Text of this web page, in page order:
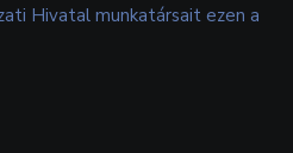
Hivatal munkatársait ezen a